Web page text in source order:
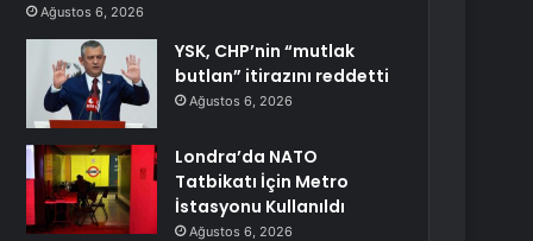
Ağustos 6, 2026
YSK, CHP’nin “mutlak
butlan” itirazını reddetti
Ağustos 6, 2026
Londra’da NATO
Tatbikatı İçin Metro
İstasyonu Kullanıldı
Ağustos 6, 2026